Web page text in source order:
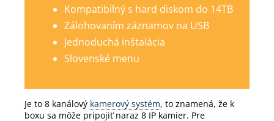
Kompatibilný s hard diskom do 14TB
Zálohovaním záznamov na USB
Jednoduchá inštalácia
Slovenské menu
Je to 8 kanálový kamerový systém, to znamená, že k
boxu sa môže pripojiť naraz 8 IP kamier. Pre